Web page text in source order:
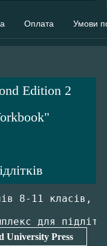
Оплата Умови
Edition 2
8-11 класів,
University Press